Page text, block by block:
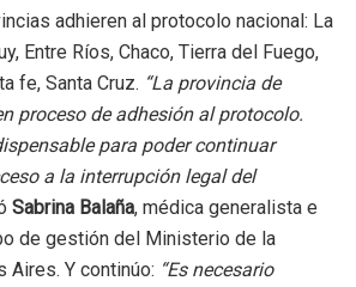
adhieren al protocolo nacional: La
Entre Ríos, Chaco, Tierra del Fuego,
fe, Santa Cruz. “La provincia de
proceso de adhesión al protocolo.
para poder continuar
a la interrupción legal del
Sabrina Balaña, médica generalista e
de gestión del Ministerio de la
Aires. Y continúo: “Es necesario